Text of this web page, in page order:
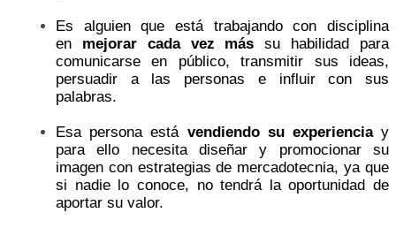
Es alguien que está trabajando con disciplina
en mejorar cada vez más su habilidad para
comunicarse en público, transmitir sus ideas,
persuadir a las personas e influir con sus
palabras.
Esa persona está vendiendo su experiencia y
para ello necesita diseñar y promocionar su
imagen con estrategias de mercadotecnia, ya que
si nadie lo conoce, no tendrá la oportunidad de
aportar su valor.